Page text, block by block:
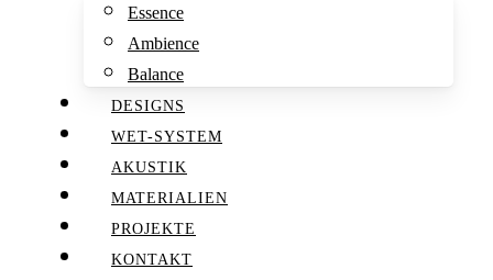
Essence
Ambience
Balance
DESIGNS
WET-SYSTEM
AKUSTIK
MATERIALIEN
PROJEKTE
KONTAKT